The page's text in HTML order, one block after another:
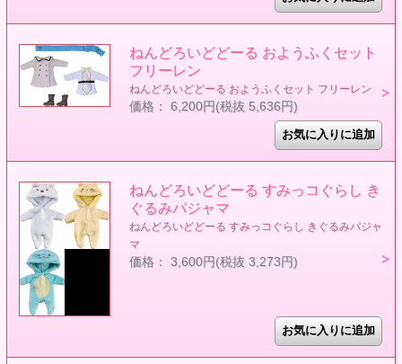
ねんどろいどどーる おようふくセット
フリーレン
ねんどろいどどーる おようふくセット フリーレン
価格： 6,200円(税抜 5,636円)
ねんどろいどどーる すみっコぐらし き
ぐるみパジャマ
ねんどろいどどーる すみっコぐらし きぐるみパジャ
マ
価格： 3,600円(税抜 3,273円)